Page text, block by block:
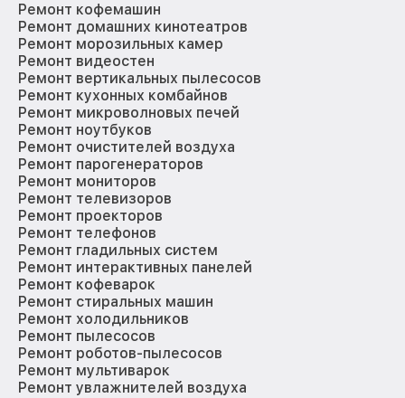
Ремонт кофемашин
Ремонт домашних кинотеатров
Ремонт морозильных камер
Ремонт видеостен
Ремонт вертикальных пылесосов
Ремонт кухонных комбайнов
Ремонт микроволновых печей
Ремонт ноутбуков
Ремонт очистителей воздуха
Ремонт парогенераторов
Ремонт мониторов
Ремонт телевизоров
Ремонт проекторов
Ремонт телефонов
Ремонт гладильных систем
Ремонт интерактивных панелей
Ремонт кофеварок
Ремонт стиральных машин
Ремонт холодильников
Ремонт пылесосов
Ремонт роботов-пылесосов
Ремонт мультиварок
Ремонт увлажнителей воздуха